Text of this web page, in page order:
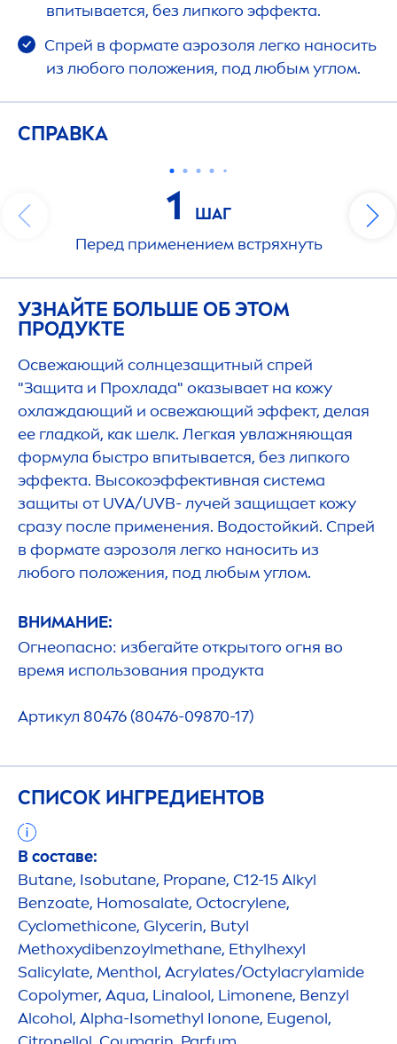
впитывается, без липкого эффекта.
Спрей в формате аэрозоля легко наносить
из любого положения, под любым углом.
СПРАВКА
1
ШАГ
Перед применением встряхнуть
УЗНАЙТЕ БОЛЬШЕ ОБ ЭТОМ
ПРОДУКТЕ
Освежающий солнцезащитный спрей
"Защита и Прохлада" оказывает на кожу
охлаждающий и освежающий эффект, делая
ее гладкой, как шелк. Легкая увлажняющая
формула быстро впитывается, без липкого
эффекта. Высокоэффективная система
защиты от UVA/UVB- лучей защищает кожу
сразу после применения. Водостойкий. Спрей
в формате аэрозоля легко наносить из
любого положения, под любым углом.
ВНИМАНИЕ:
Огнеопасно: избегайте открытого огня во
время использования продукта
Артикул 80476 (80476-09870-17)
СПИСОК ИНГРЕДИЕНТОВ
В составе:
Butane, Isobutane, Propane, C12-15 Alkyl
Benzoate, Homosalate, Octocrylene,
Cyclomethicone, Glycerin, Butyl
Methoxydibenzoylmethane, Ethylhexyl
Salicylate, Menthol, Acrylates/Octylacrylamide
Copolymer, Aqua, Linalool, Limonene, Benzyl
Alcohol, Alpha-Isomethyl Ionone, Eugenol,